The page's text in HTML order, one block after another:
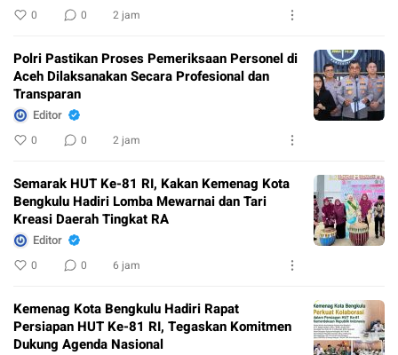
0 0 2 jam
Polri Pastikan Proses Pemeriksaan Personel di
Aceh Dilaksanakan Secara Profesional dan
Transparan
Editor
0 0 2 jam
Semarak HUT Ke-81 RI, Kakan Kemenag Kota
Bengkulu Hadiri Lomba Mewarnai dan Tari
Kreasi Daerah Tingkat RA
Editor
0 0 6 jam
Kemenag Kota Bengkulu Hadiri Rapat
Persiapan HUT Ke-81 RI, Tegaskan Komitmen
Dukung Agenda Nasional